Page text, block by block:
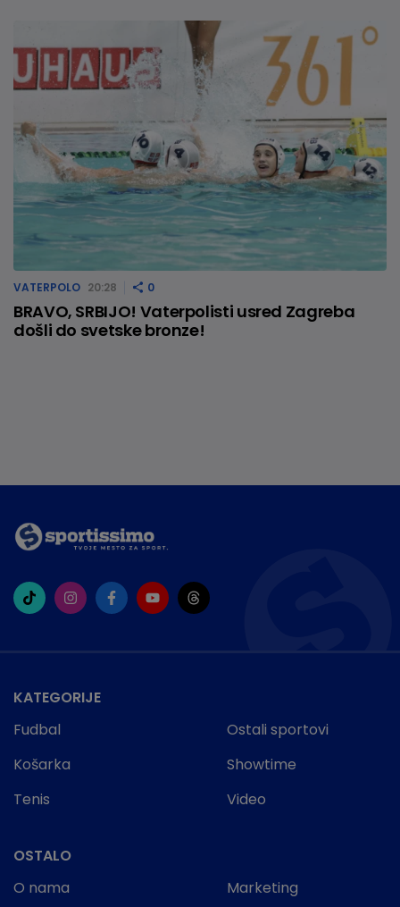
VATERPOLO 20:28 0
BRAVO, SRBIJO! Vaterpolisti usred Zagreba
došli do svetske bronze!
KATEGORIJE
Fudbal
Košarka
Tenis
Ostali sportovi
Showtime
Video
OSTALO
O nama
Marketing